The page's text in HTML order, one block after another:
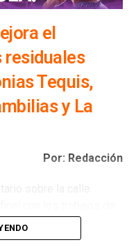
el
residuales
Tequis,
y La
Por: Redacción
de Obras Públicas
una vez que